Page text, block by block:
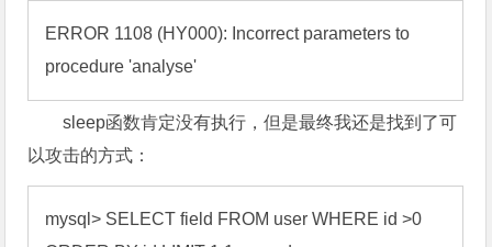
ERROR 1108 (HY000): Incorrect parameters to
procedure 'analyse'
sleep函数肯定没有执行，但是最终我还是找到了可
以攻击的方式：
mysql> SELECT field FROM user WHERE id >0